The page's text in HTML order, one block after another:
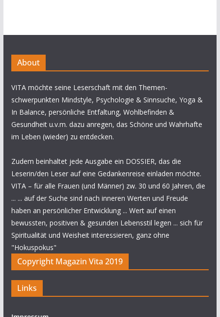
About
VITA möchte seine Leserschaft mit den Themen-
schwerpunkten Mindstyle, Psychologie & Sinnsuche, Yoga &
In Balance, persönliche Entfaltung, Wohlbefinden &
Gesundheit u.v.m. dazu anregen, das Schöne und Wahrhafte
im Leben (wieder) zu entdecken.
Zudem beinhaltet jede Ausgabe ein DOSSIER, das die
Leserin/den Leser auf eine Gedankenreise einladen möchte.
VITA – für alle Frauen (und Männer) zw. 30 und 60 Jahren, die
... ... auf der Suche sind nach inneren Werten und Freude
haben an persönlicher Entwicklung ... Wert auf einen
bewussten, positiven & gesunden Lebensstil legen ... sich für
Spiritualität und Weisheit interessieren, ganz ohne
"Hokuspokus"
Copyright Magazin Vita 2019
Links